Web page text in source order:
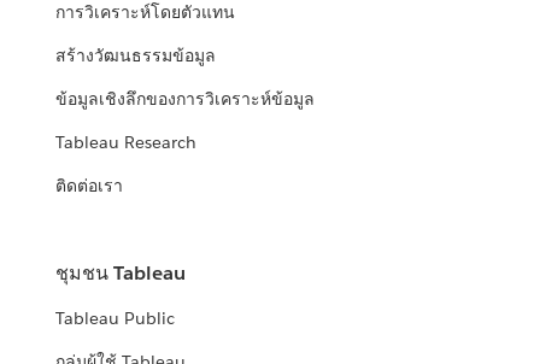
การวิเคราะห์โดยตัวแทน
สร้างวัฒนธรรมข้อมูล
ข้อมูลเชิงลึกของการวิเคราะห์ข้อมูล
Tableau Research
ติดต่อเรา
ชุมชน Tableau
Tableau Public